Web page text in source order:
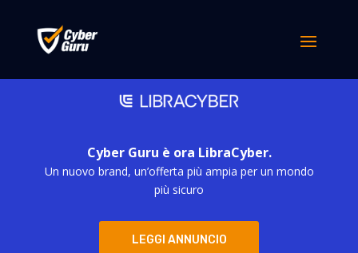
Cyber Guru è ora LibraCyber.
Un nuovo brand, un’offerta più ampia per un mondo
più sicuro
LEGGI ANNUNCIO
Nessun risultato
ricerca, o utilizza la barra di navigazione qui sopra per
Categorie
Eventi Cyber Security – Cyber Guru soluzioni per la
Security Awareness